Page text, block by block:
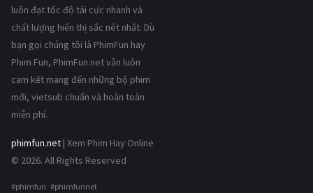
luôn đạt tốc độ tải cực nhanh và
chất lượng hiển thị sắc nét nhất. Dù
bạn gọi chúng tôi là PhimFun hay
Phim Fun, PhimFun.net vẫn luôn
cam kết mang đến những bộ phim
mới, vietsub chuẩn và hoàn toàn
miễn phí.
phimfun.net | Xem Phim Hay Online
© 2026. All Rights Reserved
#phimfun #phimfunnet